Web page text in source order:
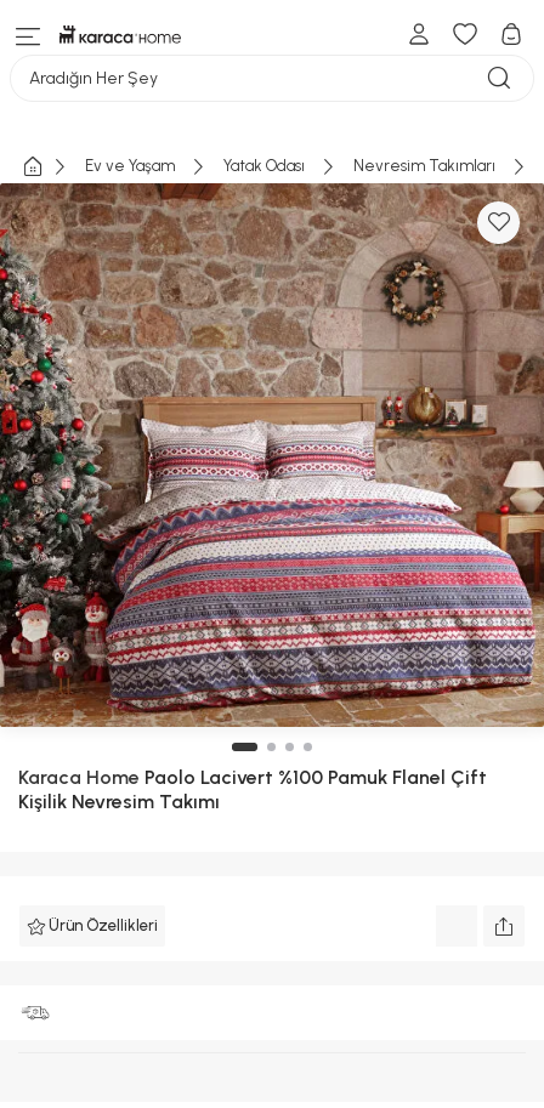
Aradığın Her Şey
Ev ve Yaşam Yatak Odası Nevresim Takımları
Karaca Home Paolo Lacivert %100 Pamuk Flanel Çift
Kişilik Nevresim Takımı
Ürün Özellikleri